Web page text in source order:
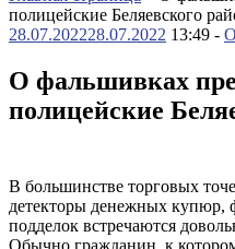
полицейские Беляевского
28.07.202228.07.2022 13:49 -
О фальшивках
полицейские
В большинстве торговых
детекторы денежных купюр,
подделок встречаются
Обычно гражданин, к